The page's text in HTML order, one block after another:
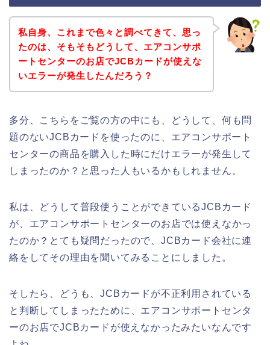
私自身、これまで色々と調べてきて、思っ
たのは、そもそもどうして、エアコンサポ
ートセンターのお店でJCBカードが使えな
いエラーが発生したんだろう？
多分、こちらをご覧の方の中にも、どうして、何も問
題のないJCBカードを使ったのに、エアコンサポート
センターの商品を購入した時にだけエラーが発生して
しまったのか？と思った人もいるかもしれません。
私は、どうして普段使うことができているJCBカード
が、エアコンサポートセンターのお店では使えなかっ
たのか？とても疑問だったので、JCBカード会社に連
絡をしてその理由を聞いてみることにしました。
そしたら、どうも、JCBカードが不正利用されている
と判断してしまったために、エアコンサポートセンタ
ーのお店でJCBカードが使えなかったみたいなんです